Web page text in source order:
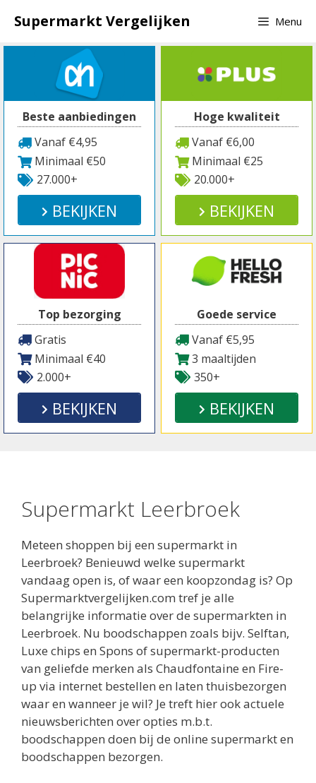
naar
inhoud
Supermarkt Vergelijken Menu
Beste aanbiedingen
Vanaf €4,95
Minimaal €50
27.000+
BEKIJKEN
Hoge kwaliteit
Vanaf €6,00
Minimaal €25
20.000+
BEKIJKEN
Top bezorging
Gratis
Minimaal €40
2.000+
BEKIJKEN
Goede service
Vanaf €5,95
3 maaltijden
350+
BEKIJKEN
Supermarkt Leerbroek
Meteen shoppen bij een supermarkt in
Leerbroek? Benieuwd welke supermarkt
vandaag open is, of waar een koopzondag is? Op
Supermarktvergelijken.com tref je alle
belangrijke informatie over de supermarkten in
Leerbroek. Nu boodschappen zoals bijv. Selftan,
Luxe chips en Spons of supermarkt-producten
van geliefde merken als Chaudfontaine en Fire-
up via internet bestellen en laten thuisbezorgen
waar en wanneer je wil? Je treft hier ook actuele
nieuwsberichten over opties m.b.t.
boodschappen doen bij de online supermarkt en
boodschappen bezorgen.